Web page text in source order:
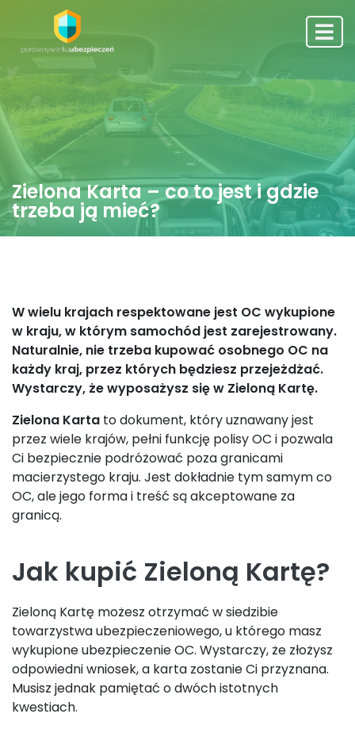
Zielona Karta – co to jest i gdzie
trzeba ją mieć?
W wielu krajach respektowane jest OC wykupione
w kraju, w którym samochód jest zarejestrowany.
Naturalnie, nie trzeba kupować osobnego OC na
każdy kraj, przez których będziesz przejeżdżać.
Wystarczy, że wyposażysz się w Zieloną Kartę.
Zielona Karta to dokument, który uznawany jest
przez wiele krajów, pełni funkcję polisy OC i pozwala
Ci bezpiecznie podróżować poza granicami
macierzystego kraju. Jest dokładnie tym samym co
OC, ale jego forma i treść są akceptowane za
granicą.
Jak kupić Zieloną Kartę?
Zieloną Kartę możesz otrzymać w siedzibie
towarzystwa ubezpieczeniowego, u którego masz
wykupione ubezpieczenie OC. Wystarczy, że złożysz
odpowiedni wniosek, a karta zostanie Ci przyznana.
Musisz jednak pamiętać o dwóch istotnych
kwestiach.